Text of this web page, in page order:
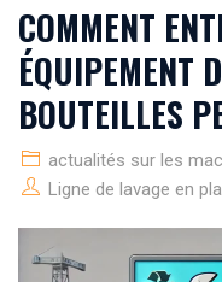
COMMENT
ÉQUIPEMENT
BOUTEILLES
actualités sur les
Ligne de lavage en